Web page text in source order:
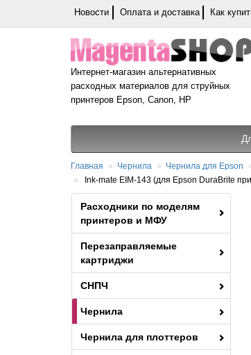
Новости Оплата и доставка Как
Интернет-магазин альтернативных
расходных материалов для струйных
принтеров Epson, Canon, HP
Главная Чернила Чернила для Epson
Ink-mate EIM-143 (для Epson DuraBrite
Расходники по моделям
принтеров и МФУ
Перезаправляемые
картриджи
СНПЧ
Чернила
Чернила для плоттеров